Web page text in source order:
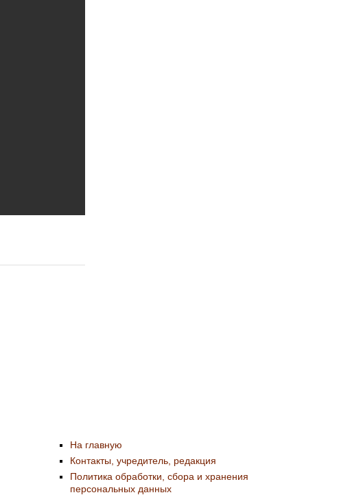
На главную
Контакты, учредитель, редакция
Политика обработки, сбора и хранения
персональных данных